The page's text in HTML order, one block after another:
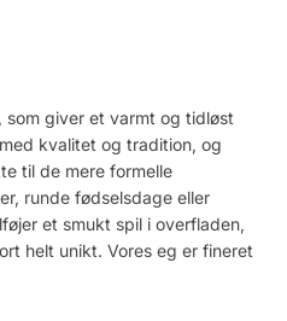
giver et varmt og tidløst
kvalitet og tradition, og
til de mere formelle
runde fødselsdage eller
et smukt spil i overfladen,
helt unikt. Vores eg er fineret